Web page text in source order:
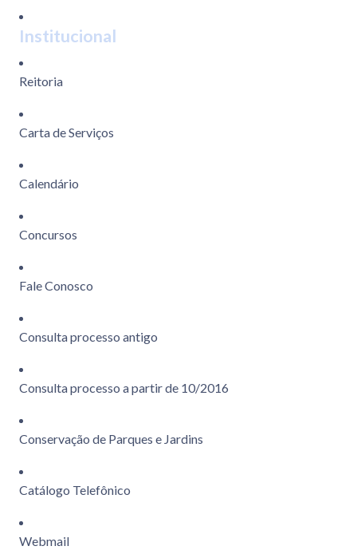
Institucional
Reitoria
Carta de Serviços
Calendário
Concursos
Fale Conosco
Consulta processo antigo
Consulta processo a partir de 10/2016
Conservação de Parques e Jardins
Catálogo Telefônico
Webmail